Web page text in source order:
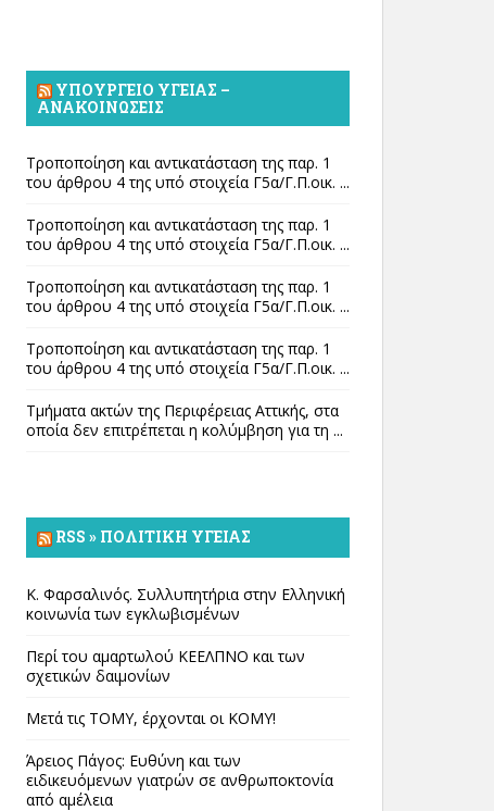
ΥΠΟΥΡΓΕΊΟ ΥΓΕΊΑΣ –
ΑΝΑΚΟΙΝΏΣΕΙΣ
Τροποποίηση και αντικατάσταση της παρ. 1
του άρθρου 4 της υπό στοιχεία Γ5α/Γ.Π.οικ. ...
Τροποποίηση και αντικατάσταση της παρ. 1
του άρθρου 4 της υπό στοιχεία Γ5α/Γ.Π.οικ. ...
Τροποποίηση και αντικατάσταση της παρ. 1
του άρθρου 4 της υπό στοιχεία Γ5α/Γ.Π.οικ. ...
Τροποποίηση και αντικατάσταση της παρ. 1
του άρθρου 4 της υπό στοιχεία Γ5α/Γ.Π.οικ. ...
Τμήματα ακτών της Περιφέρειας Αττικής, στα
οποία δεν επιτρέπεται η κολύμβηση για τη ...
RSS » ΠΟΛΙΤΙΚΉ ΥΓΕΊΑΣ
Κ. Φαρσαλινός. Συλλυπητήρια στην Ελληνική
κοινωνία των εγκλωβισμένων
Περί του αμαρτωλού ΚΕΕΛΠΝΟ και των
σχετικών δαιμονίων
Μετά τις ΤΟΜΥ, έρχονται οι ΚΟΜΥ!
Άρειος Πάγος: Ευθύνη και των
ειδικευόμενων γιατρών σε ανθρωποκτονία
από αμέλεια